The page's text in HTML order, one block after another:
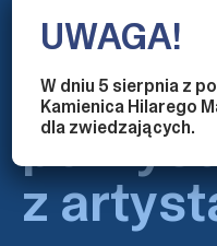
POZOR! –
po
z
UWAGA!
W dniu 5 sierpnia z
Kamienica Hilarego
dla zwiedzających.